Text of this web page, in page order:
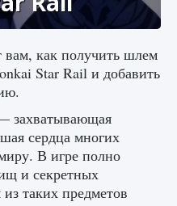
«Идет
начать
511 0 0
как получить шлем
Star Rail и добавить
захватывающая
сердца многих
В игре полно
и секретных
таких предметов